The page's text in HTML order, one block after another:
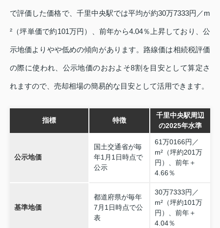
で評価した価格で、千里中央駅では平均が約30万7333円／m
²（坪単価で約101万円）、前年から4.04％上昇しており、公
示地価よりやや低めの傾向があります。路線価は相続税評価
の際に使われ、公示地価のおおよそ8割を目安として算定さ
れますので、売却相場の簡易的な目安として活用できます。
指標 特徴
千里中央駅周辺
の2025年水準
公示地価
国土交通省が毎
年1月1日時点で
公示
61万0166円／
m²（坪約201万
円）、前年＋
4.66％
基準地価
都道府県が毎年
7月1日時点で公
表
30万7333円／
m²（坪約101万
円）、前年＋
4.04％